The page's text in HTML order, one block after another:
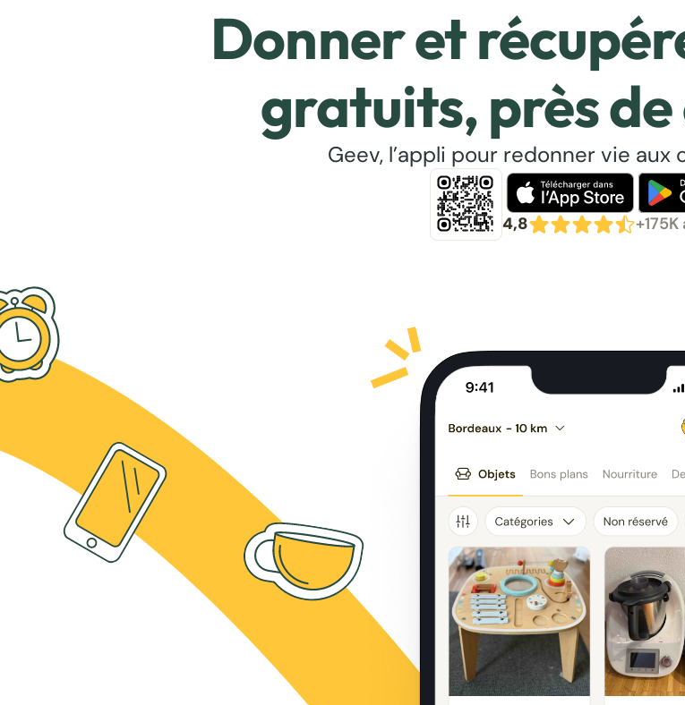
Donner et
gratuits, près de
Geev, l’appli pour redonner vie
4,8 +175K